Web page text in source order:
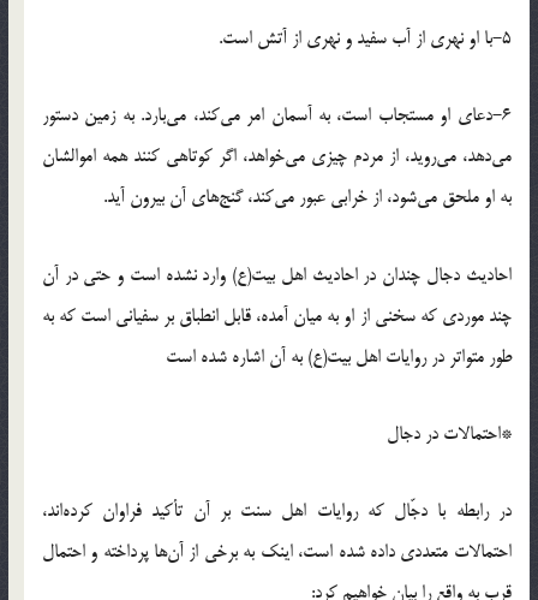
5-با او نهرى از آب سفید و نهرى از آتش است.
6-دعاى او مستجاب است، به آسمان امر مى‌کند، مى‌بارد. به زمین دستور
مى‌دهد، مى‌روید، از مردم چیزى مى‌خواهد، اگر کوتاهى کنند همه اموالشان
به او ملحق مى‌شود، از خرابى عبور مى‌کند، گنج‌هاى آن بیرون آید.
احادیث دجال چندان در احادیث اهل بیت(ع) وارد نشده است و حتى در آن
چند موردى که سخنى از او به میان آمده، قابل انطباق بر سفیانى است که به‌
طور متواتر در روایات اهل بیت(ع) به آن اشاره شده است
*احتمالات در دجال
در رابطه با دجّال که روایات اهل سنت بر آن تأکید فراوان کرده‌اند،
احتمالات متعددى داده شده است، اینک به برخى از آن‌ها پرداخته و احتمال
قرب به واقع را بیان خواهیم کرد: